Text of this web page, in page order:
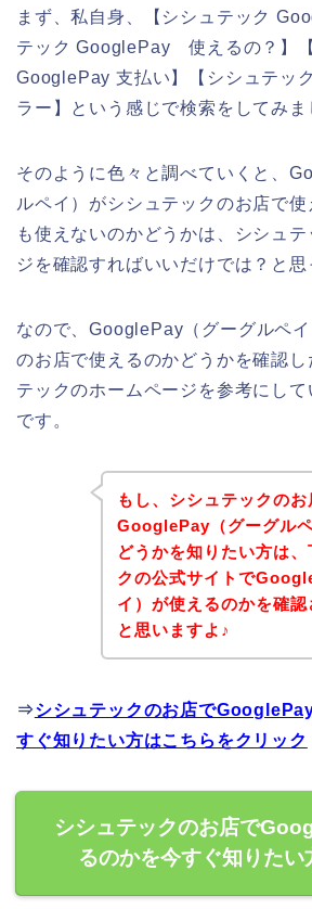
まず、私自身、【シシュテック
テック GooglePay 使えるの？】
GooglePay 支払い】【シシュテ
ラー】という感じで検索をしてみま
そのように色々と調べていくと、
ルペイ）がシシュテックのお店で使
も使えないのかどうかは、シシュ
ジを確認すればいいだけでは？と思
なので、GooglePay（グーグルペ
のお店で使えるのかどうかを確認し
テックのホームページを参考にし
です。
もし、シシュテックのお
GooglePay（グーグル
どうかを知りたい方は
クの公式サイトで
イ）が使えるのかを確
と思いますよ♪
⇒シシュテックのお店で
すぐ知りたい方はこちらをクリック
シシュテックのお店で
るのかを今すぐ知りたい